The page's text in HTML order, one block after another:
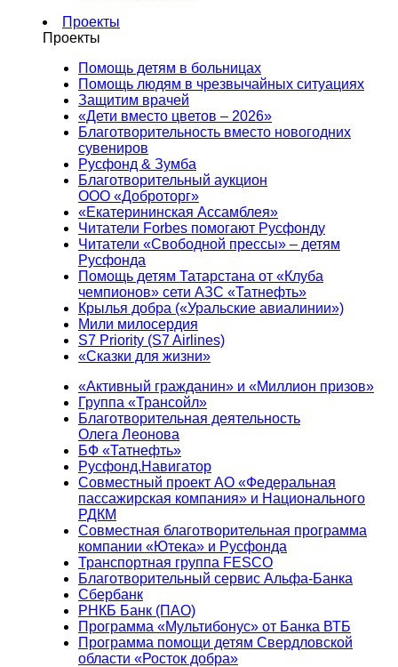
Проекты
Проекты
Помощь детям в больницах
Помощь людям в чрезвычайных ситуациях
Защитим врачей
«Дети вместо цветов – 2026»
Благотворительность вместо новогодних
сувениров
Русфонд & Зумба
Благотворительный аукцион
ООО «Доброторг»
«Екатерининская Ассамблея»
Читатели Forbes помогают Русфонду
Читатели «Свободной прессы» – детям
Русфонда
Помощь детям Татарстана от «Клуба
чемпионов» сети АЗС «Татнефть»
Крылья добра («Уральские авиалинии»)
Мили милосердия
S7 Priority (S7 Airlines)
«Сказки для жизни»
«Активный гражданин» и «Миллион призов»
Группа «Трансойл»
Благотворительная деятельность
Олега Леонова
БФ «Татнефть»
Русфонд.Навигатор
Совместный проект АО «Федеральная
пассажирская компания» и Национального
РДКМ
Совместная благотворительная программа
компании «Ютека» и Русфонда
Транспортная группа FESCO
Благотворительный сервис Альфа-Банка
Сбербанк
РНКБ Банк (ПАО)
Программа «Мультибонус» от Банка ВТБ
Программа помощи детям Свердловской
области «Росток добра»